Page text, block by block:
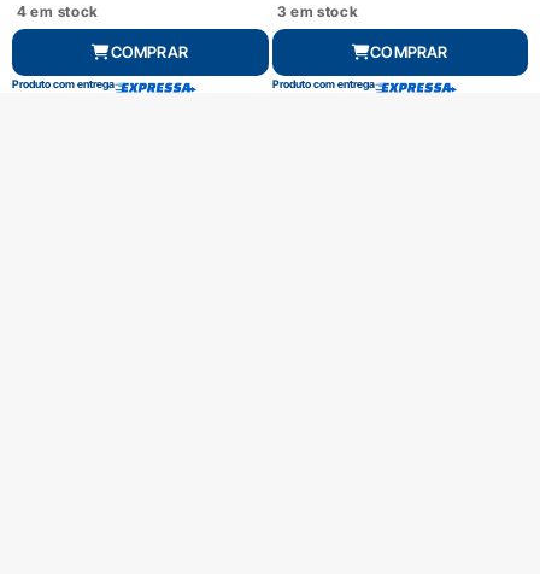
4 em stock
COMPRAR
Produto com entrega
3 em stock
COMPRAR
Produto com entrega